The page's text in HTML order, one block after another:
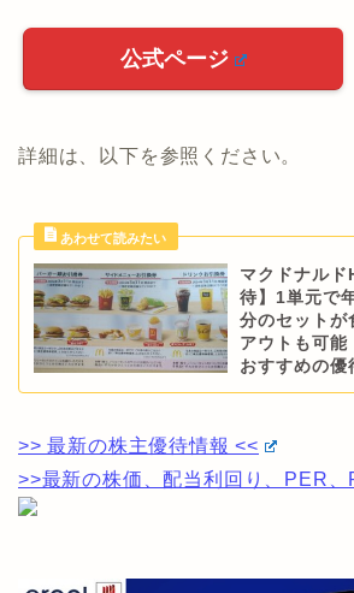
公式ページ
詳細は、以下を参照ください。
マクドナル
待】1単元で
分のセットが
アウトも可能
おすすめの優
>> 最新の株主優待情報 <<
>>最新の株価、配当利回り、PER